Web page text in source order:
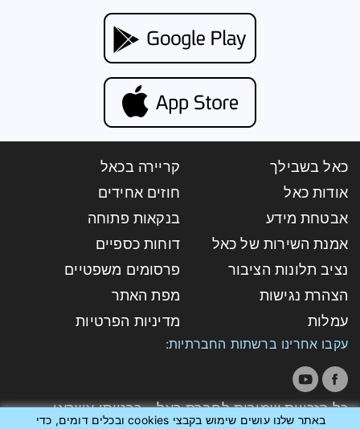
באתר שלנו עושים שימוש בקבצי cookies ובכלים דומים, כדי
כאל בשבילך
קריירה בכאל
אודות כאל
חוזים אחידים
אבטחת מידע
בנקאות פתוחה
אמנת השירות של כאל
דוחות כספיים
נציב תלונות הציבור
פרסומים משפטיים
הצהרת נגישות
מפת האתר
עמלות
מדיניות הפרטיות
עקבו אחרינו ברשתות החברתיות:
כל הזכויות שמורות לחברת כאל - כרטיסי אשראי